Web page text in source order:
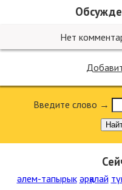
Нет
Введите слово →
әлем-тапырык әрқалай